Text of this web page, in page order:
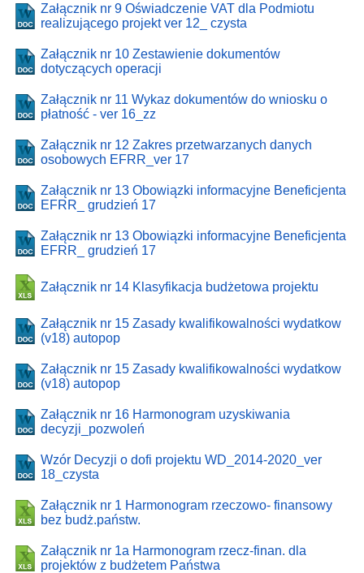
Załącznik nr 9 Oświadczenie VAT dla Podmiotu
realizującego projekt ver 12_ czysta
Załącznik nr 10 Zestawienie dokumentów
dotyczących operacji
Załącznik nr 11 Wykaz dokumentów do wniosku o
płatność - ver 16_zz
Załącznik nr 12 Zakres przetwarzanych danych
osobowych EFRR_ver 17
Załącznik nr 13 Obowiązki informacyjne Beneficjenta
EFRR_ grudzień 17
Załącznik nr 13 Obowiązki informacyjne Beneficjenta
EFRR_ grudzień 17
Załącznik nr 14 Klasyfikacja budżetowa projektu
Załącznik nr 15 Zasady kwalifikowalności wydatkow
(v18) autopop
Załącznik nr 15 Zasady kwalifikowalności wydatkow
(v18) autopop
Załącznik nr 16 Harmonogram uzyskiwania
decyzji_pozwoleń
Wzór Decyzji o dofi projektu WD_2014-2020_ver
18_czysta
Załącznik nr 1 Harmonogram rzeczowo- finansowy
bez budż.państw.
Załącznik nr 1a Harmonogram rzecz-finan. dla
projektów z budżetem Państwa